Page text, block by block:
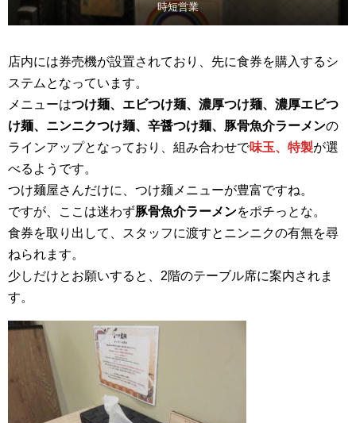
時短営業
店内には券売機が設置されており、先に食券を購入するシ
ステムとなっています。
メニューはつけ麺、エビつけ麺、濃厚つけ麺、濃厚エビつ
け麺、ニンニクつけ麺、辛醤つけ麺、豚骨魚介ラーメンの
ラインアップとなっており、組み合わせで味玉、特製が選
べるようです。
つけ麺屋さんだけに、つけ麺メニューが豊富ですね。
ですが、ここは迷わず豚骨魚介ラーメンをポチっとな。
食券を取り出して、スタッフに渡すとニンニクの有無を尋
ねられます。
少しだけとお願いすると、2階のテーブル席に案内されま
す。